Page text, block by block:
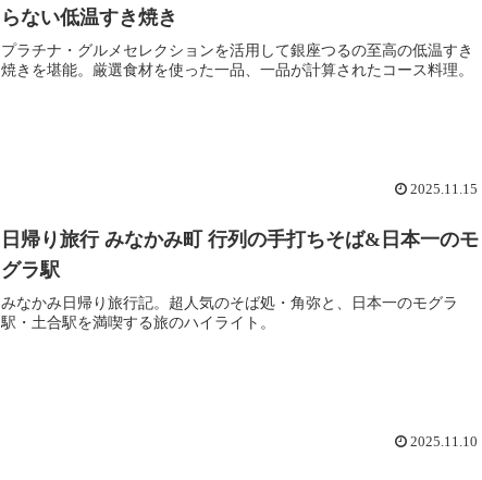
らない低温すき焼き
プラチナ・グルメセレクションを活用して銀座つるの至高の低温すき
焼きを堪能。厳選食材を使った一品、一品が計算されたコース料理。
2025.11.15
日帰り旅行 みなかみ町 行列の手打ちそば&日本一のモ
グラ駅
みなかみ日帰り旅行記。超人気のそば処・角弥と、日本一のモグラ
駅・土合駅を満喫する旅のハイライト。
2025.11.10